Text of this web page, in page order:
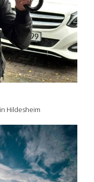
Hildesheim